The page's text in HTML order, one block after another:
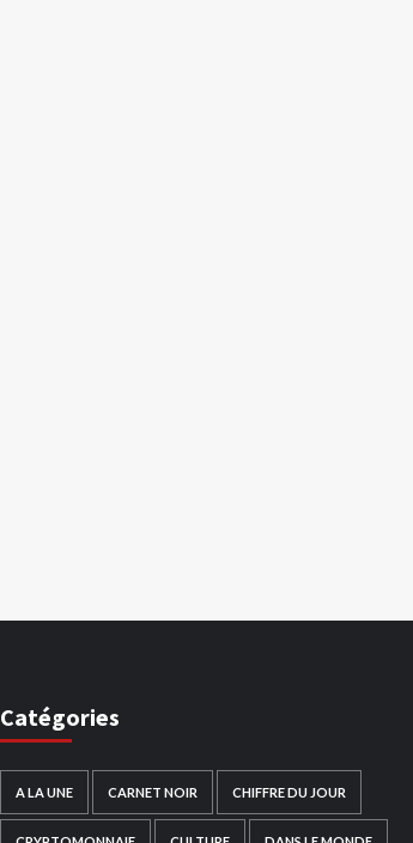
Catégories
A LA UNE CARNET NOIR CHIFFRE DU JOUR